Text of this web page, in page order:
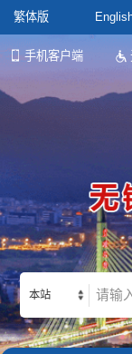
繁体版
手机客户端
本站